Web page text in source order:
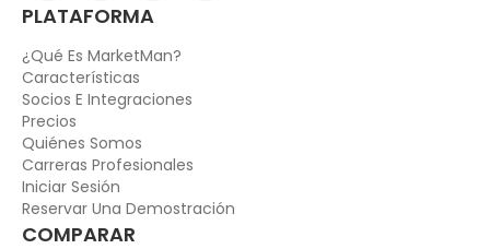
PLATAFORMA
¿Qué Es MarketMan?
Características
Socios E Integraciones
Precios
Quiénes Somos
Carreras Profesionales
Iniciar Sesión
Reservar Una Demostración
COMPARAR